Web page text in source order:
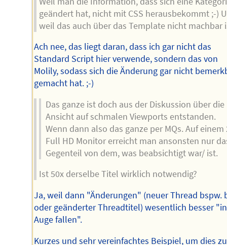
geändert hat, nicht mit CSS herausbekommt ;-)
weil das auch über das Template nicht machbar
Ach nee, das liegt daran, dass ich gar nicht das
Standard Script hier verwende, sondern das von
Molily, sodass sich die Änderung gar nicht
gemacht hat. ;-)
Das ganze ist doch aus der Diskussion über die
Ansicht auf schmalen Viewports entstanden.
Wenn dann also das ganze per MQs. Auf einem
Full HD Monitor erreicht man ansonsten nur
Gegenteil von dem, was beabsichtigt war/ ist.
Ist 50x derselbe Titel wirklich notwendig?
Ja, weil dann "Änderungen" (neuer Thread bspw.
oder geänderter Threadtitel) wesentlich besser
Auge fallen".
Kurzes und sehr vereinfachtes Beispiel, um dies zu